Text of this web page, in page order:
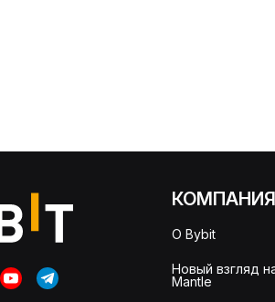
КОМПАНИЯ
О Bybit
Новый взгляд
Mantle